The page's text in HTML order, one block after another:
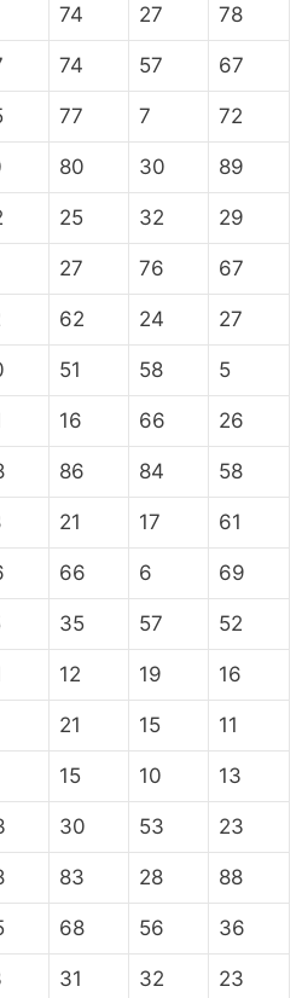
74 27 78
74 57 67
77 7 72
80 30 89
25 32 29
27 76 67
62 24 27
51 58 5
16 66 26
86 84 58
21 17 61
66 6 69
35 57 52
12 19 16
21 15 11
15 10 13
30 53 23
83 28 88
68 56 36
31 32 23